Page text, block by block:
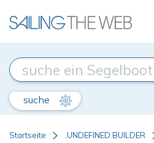
suche
Startseite .UNDEFINED BUILDER